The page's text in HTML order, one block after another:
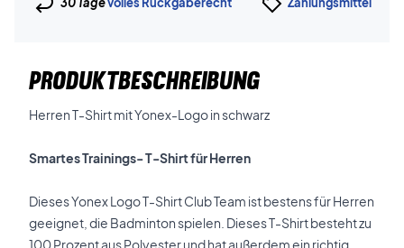
PRODUKTBESCHREIBUNG
Herren T-Shirt mit Yonex-Logo in schwarz
Smartes Trainings- T-Shirt für Herren
Dieses Yonex Logo T-Shirt Club Team ist bestens für Herren
geeignet, die Badminton spielen. Dieses T-Shirt besteht zu
100 Prozent aus Polyester und hat außerdem ein richtig